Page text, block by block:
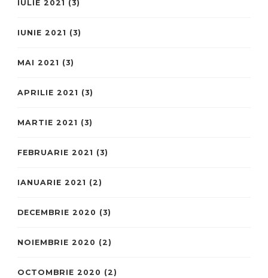
IULIE 2021 (3)
IUNIE 2021 (3)
MAI 2021 (3)
APRILIE 2021 (3)
MARTIE 2021 (3)
FEBRUARIE 2021 (3)
IANUARIE 2021 (2)
DECEMBRIE 2020 (3)
NOIEMBRIE 2020 (2)
OCTOMBRIE 2020 (2)